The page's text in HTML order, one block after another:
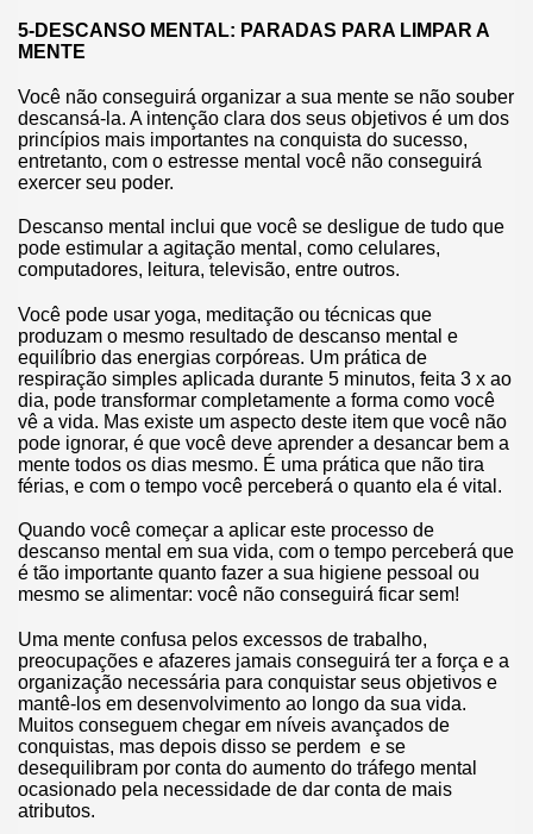
5-DESCANSO MENTAL: PARADAS PARA LIMPAR A
MENTE
Você não conseguirá organizar a sua mente se não souber
descansá-la. A intenção clara dos seus objetivos é um dos
princípios mais importantes na conquista do sucesso,
entretanto, com o estresse mental você não conseguirá
exercer seu poder.
Descanso mental inclui que você se desligue de tudo que
pode estimular a agitação mental, como celulares,
computadores, leitura, televisão, entre outros.
Você pode usar yoga, meditação ou técnicas que
produzam o mesmo resultado de descanso mental e
equilíbrio das energias corpóreas. Um prática de
respiração simples aplicada durante 5 minutos, feita 3 x ao
dia, pode transformar completamente a forma como você
vê a vida. Mas existe um aspecto deste item que você não
pode ignorar, é que você deve aprender a desancar bem a
mente todos os dias mesmo. É uma prática que não tira
férias, e com o tempo você perceberá o quanto ela é vital.
Quando você começar a aplicar este processo de
descanso mental em sua vida, com o tempo perceberá que
é tão importante quanto fazer a sua higiene pessoal ou
mesmo se alimentar: você não conseguirá ficar sem!
Uma mente confusa pelos excessos de trabalho,
preocupações e afazeres jamais conseguirá ter a força e a
organização necessária para conquistar seus objetivos e
mantê-los em desenvolvimento ao longo da sua vida.
Muitos conseguem chegar em níveis avançados de
conquistas, mas depois disso se perdem e se
desequilibram por conta do aumento do tráfego mental
ocasionado pela necessidade de dar conta de mais
atributos.